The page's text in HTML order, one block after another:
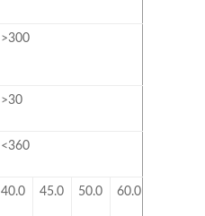
>300
>30
<360
40.0 45.0 50.0 60.0